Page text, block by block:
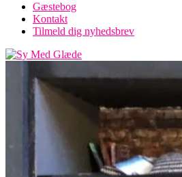
Gæstebog
Kontakt
Tilmeld dig nyhedsbrev